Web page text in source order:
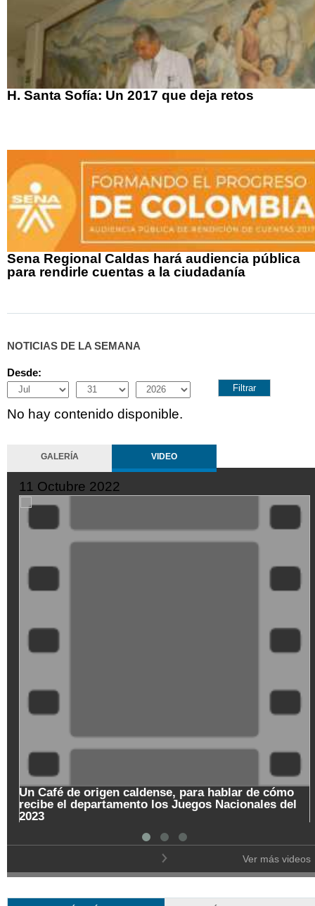
H. Santa Sofía: Un 2017 que deja retos
Sena Regional Caldas hará audiencia pública
para rendirle cuentas a la ciudadanía
NOTICIAS DE LA SEMANA
Desde:
Month
Day Year
No hay contenido disponible.
GALERÍA VIDEO
11 Octubre 2022
SeQiPrxjl-
Un Café de origen caldense, para hablar de cómo
recibe el departamento los Juegos Nacionales del
2023
Ver más videos